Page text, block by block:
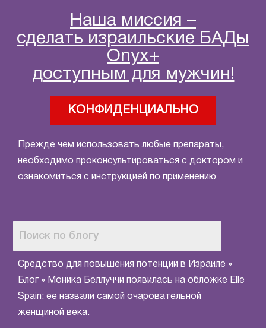
Наша миссия –
сделать израильские БАДы
Onyx+
доступным для мужчин!
КОНФИДЕНЦИАЛЬНО
Прежде чем использовать любые препараты,
необходимо проконсультироваться с доктором и
ознакомиться с инструкцией по применению
Средство для повышения потенции в Израиле »
Блог» Моника Беллуччи появилась на обложке Elle
Spain: ее назвали самой очаровательной
женщиной века.